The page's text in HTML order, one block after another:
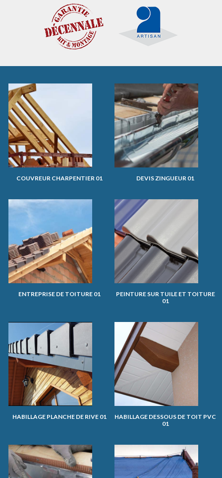
COUVREUR CHARPENTIER 01 DEVIS ZINGUEUR 01
ENTREPRISE DE TOITURE 01
PEINTURE SUR TUILE ET TOITURE
01
HABILLAGE PLANCHE DE RIVE 01
HABILLAGE DESSOUS DE TOIT PVC
01